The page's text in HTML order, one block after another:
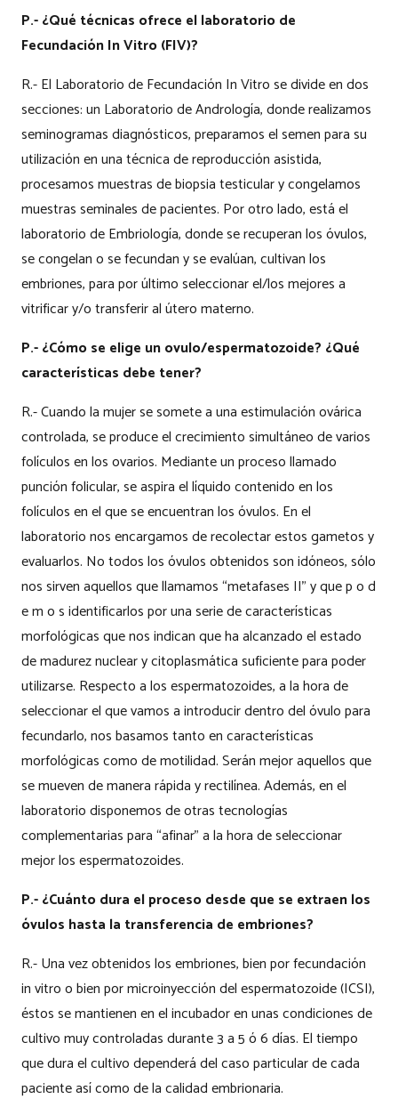
P.- ¿Qué técnicas ofrece el laboratorio de
Fecundación In Vitro (FIV)?
R.- El Laboratorio de Fecundación In Vitro se divide en dos
secciones: un Laboratorio de Andrología, donde realizamos
seminogramas diagnósticos, preparamos el semen para su
utilización en una técnica de reproducción asistida,
procesamos muestras de biopsia testicular y congelamos
muestras seminales de pacientes. Por otro lado, está el
laboratorio de Embriología, donde se recuperan los óvulos,
se congelan o se fecundan y se evalúan, cultivan los
embriones, para por último seleccionar el/los mejores a
vitrificar y/o transferir al útero materno.
P.- ¿Cómo se elige un ovulo/espermatozoide? ¿Qué
características debe tener?
R.- Cuando la mujer se somete a una estimulación ovárica
controlada, se produce el crecimiento simultáneo de varios
folículos en los ovarios. Mediante un proceso llamado
punción folicular, se aspira el líquido contenido en los
folículos en el que se encuentran los óvulos. En el
laboratorio nos encargamos de recolectar estos gametos y
evaluarlos. No todos los óvulos obtenidos son idóneos, sólo
nos sirven aquellos que llamamos “metafases II” y que p o d
e m o s identificarlos por una serie de características
morfológicas que nos indican que ha alcanzado el estado
de madurez nuclear y citoplasmática suficiente para poder
utilizarse. Respecto a los espermatozoides, a la hora de
seleccionar el que vamos a introducir dentro del óvulo para
fecundarlo, nos basamos tanto en características
morfológicas como de motilidad. Serán mejor aquellos que
se mueven de manera rápida y rectilínea. Además, en el
laboratorio disponemos de otras tecnologías
complementarias para “afinar” a la hora de seleccionar
mejor los espermatozoides.
P.- ¿Cuánto dura el proceso desde que se extraen los
óvulos hasta la transferencia de embriones?
R.- Una vez obtenidos los embriones, bien por fecundación
in vitro o bien por microinyección del espermatozoide (ICSI),
éstos se mantienen en el incubador en unas condiciones de
cultivo muy controladas durante 3 a 5 ó 6 días. El tiempo
que dura el cultivo dependerá del caso particular de cada
paciente así como de la calidad embrionaria.